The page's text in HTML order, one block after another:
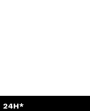
24H*